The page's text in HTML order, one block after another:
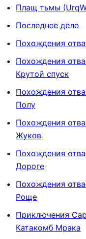
Плащ тьмы
Последнее дело
Похождения
Похождения
Крутой спуск
Похождения
Полу
Похождения
Жуков
Похождения
Дороге
Похождения
Роще
Приключения
Катакомб Мрака